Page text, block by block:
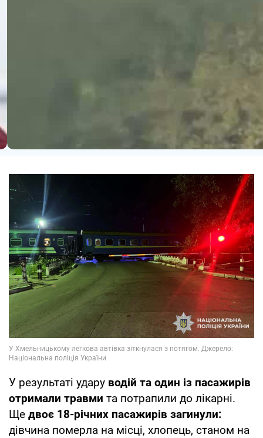
У результаті удару водій та один із пасажирів
отримали травми та потрапили до лікарні.
Ще двоє 18-річних пасажирів загинули:
дівчина померла на місці, хлопець, станом на